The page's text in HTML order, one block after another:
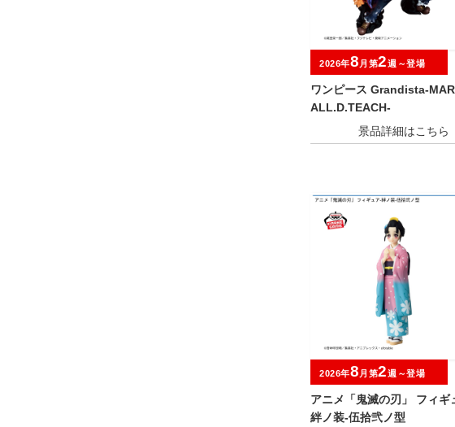
ワンピース Grandista-
ALL.D.TEACH-
2026年8 月第2週～登場
アニメ「鬼滅の刃」 フィギ
絆ノ装-伍拾弐ノ型
2026年8 月第2週～登場